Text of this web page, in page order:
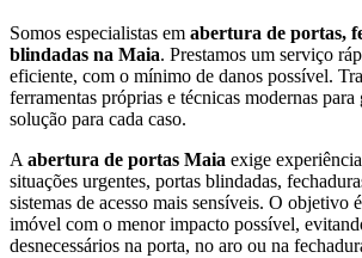
Somos especialistas em abertura de portas,
blindadas na Maia. Prestamos um serviço
eficiente, com o mínimo de danos possível.
ferramentas próprias e técnicas modernas
solução para cada caso.
A abertura de portas Maia exige
situações urgentes, portas blindadas,
sistemas de acesso mais sensíveis. O objetivo
imóvel com o menor impacto possível,
desnecessários na porta, no aro ou na